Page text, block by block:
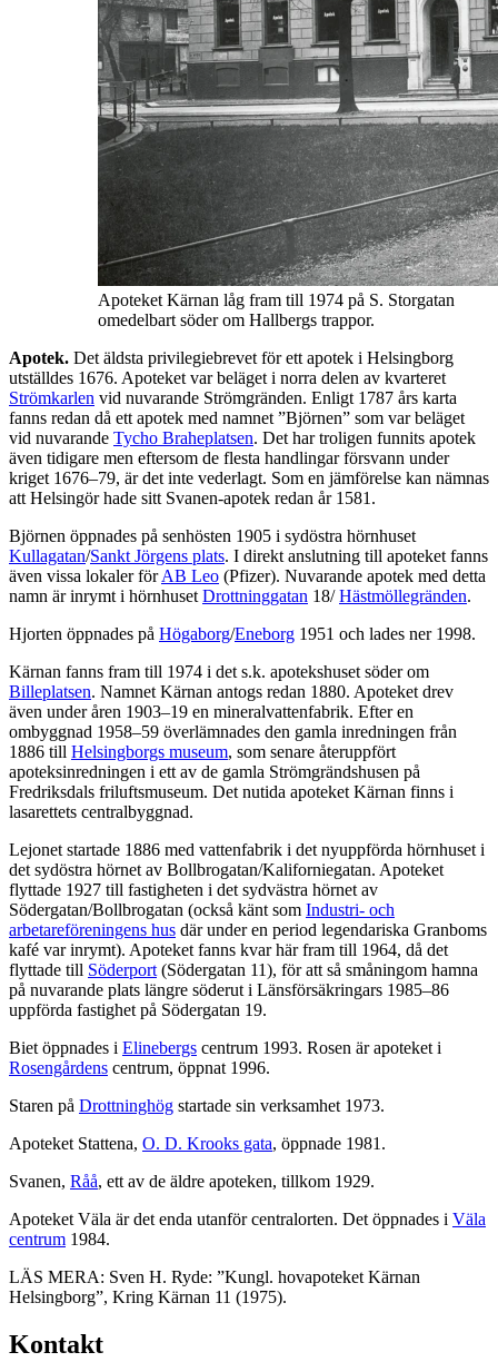
Apoteket Kärnan låg fram till 1974 på S. Storgatan
omedelbart söder om Hallbergs trappor.
Apotek. Det äldsta privilegiebrevet för ett apotek i Helsingborg
utställdes 1676. Apoteket var beläget i norra delen av kvarteret
Strömkarlen vid nuvarande Strömgränden. Enligt 1787 års karta
fanns redan då ett apotek med namnet ”Björnen” som var beläget
vid nuvarande Tycho Braheplatsen. Det har troligen funnits apotek
även tidigare men eftersom de flesta handlingar försvann under
kriget 1676–79, är det inte vederlagt. Som en jämförelse kan nämnas
att Helsingör hade sitt Svanen-apotek redan år 1581.
Björnen öppnades på senhösten 1905 i sydöstra hörnhuset
Kullagatan/Sankt Jörgens plats. I direkt anslutning till apoteket fanns
även vissa lokaler förAB Leo (Pfizer). Nuvarande apotek med detta
namn är inrymt i hörnhuset Drottninggatan 18/Hästmöllegränden.
Hjorten öppnades på Högaborg/Eneborg 1951 och lades ner 1998.
Kärnan fanns fram till 1974 i det s.k. apotekshuset söder om
Billeplatsen. Namnet Kärnan antogs redan 1880. Apoteket drev
även under åren 1903–19 en mineralvattenfabrik. Efter en
ombyggnad 1958–59 överlämnades den gamla inredningen från
1886 till Helsingborgs museum, som senare återuppfört
apoteksinredningen i ett av de gamla Strömgrändshusen på
Fredriksdals friluftsmuseum. Det nutida apoteket Kärnan finns i
lasarettets centralbyggnad.
Lejonet startade 1886 med vattenfabrik i det nyuppförda hörnhuset i
det sydöstra hörnet av Bollbrogatan/Kaliforniegatan. Apoteket
flyttade 1927 till fastigheten i det sydvästra hörnet av
Södergatan/Bollbrogatan (också känt som Industri- och
arbetareföreningens hus där under en period legendariska Granboms
kafé var inrymt). Apoteket fanns kvar här fram till 1964, då det
flyttade till Söderport (Södergatan 11), för att så småningom hamna
på nuvarande plats längre söderut i Länsförsäkringars 1985–86
uppförda fastighet på Södergatan 19.
Biet öppnades i Elinebergs centrum 1993. Rosen är apoteket i
Rosengårdens centrum, öppnat 1996.
Staren på Drottninghög startade sin verksamhet 1973.
Apoteket Stattena, O. D. Krooks gata, öppnade 1981.
Svanen, Råå, ett av de äldre apoteken, tillkom 1929.
Apoteket Väla är det enda utanför centralorten. Det öppnades i Väla
centrum 1984.
LÄS MERA: Sven H. Ryde: ”Kungl. hovapoteket Kärnan
Helsingborg”, Kring Kärnan 11 (1975).
Kontakt